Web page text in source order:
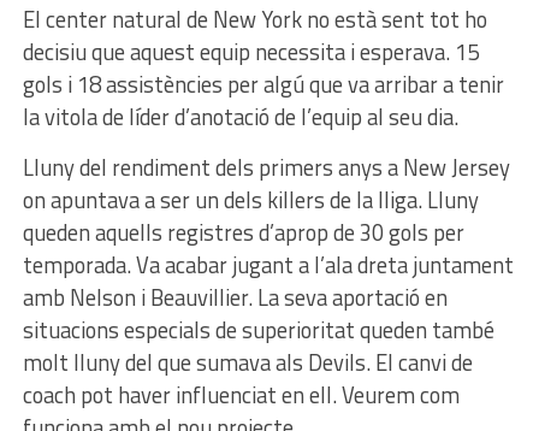
El center natural de New York no està sent tot ho
decisiu que aquest equip necessita i esperava. 15
gols i 18 assistències per algú que va arribar a tenir
la vitola de líder d’anotació de l’equip al seu dia.
Lluny del rendiment dels primers anys a New Jersey
on apuntava a ser un dels killers de la lliga. Lluny
queden aquells registres d’aprop de 30 gols per
temporada. Va acabar jugant a l’ala dreta juntament
amb Nelson i Beauvillier. La seva aportació en
situacions especials de superioritat queden també
molt lluny del que sumava als Devils. El canvi de
coach pot haver influenciat en ell. Veurem com